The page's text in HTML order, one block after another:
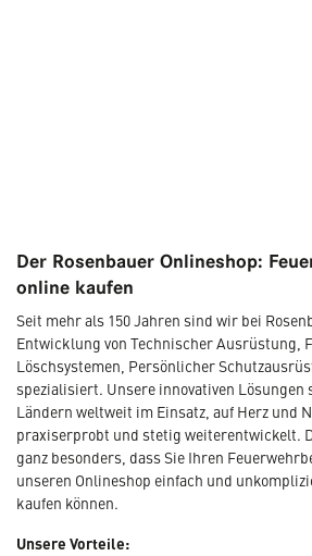
Der Rosenbauer Onlineshop:
online kaufen
Seit mehr als 150 Jahren sind wir bei
Entwicklung von Technischer Ausrüstung,
Löschsystemen, Persönlicher
spezialisiert. Unsere innovativen Lösungen
Ländern weltweit im Einsatz, auf Herz und
praxiserprobt und stetig weiterentwickelt.
ganz besonders, dass Sie Ihren
unseren Onlineshop einfach und
kaufen können.
Unsere Vorteile: